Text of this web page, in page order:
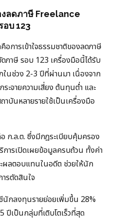
งลดภาษี Freelance
บ 123
การเข้าใจธรรมชาติของลดภาษี
ภาษี รอบ 123 เครื่องมือนี้ได้รับ
นช่วง 2-3 ปีที่ผ่านมา เนื่องจาก
ะจายความเสี่ยง ต้นทุนต่ำ และ
บันหลายรายใช้เป็นเครื่องมือ
ก.ล.ต. ซึ่งมีกฎระเบียบคุ้มครอง
ารเปิดเผยข้อมูลครบถ้วน ทั้งค่า
ผลตอบแทนในอดีต ช่วยให้นัก
รตัดสินใจ
กลงทุนรายย่อยเพิ่มขึ้น 28%
ปีเป็นกลุ่มที่เติบโตเร็วที่สุด